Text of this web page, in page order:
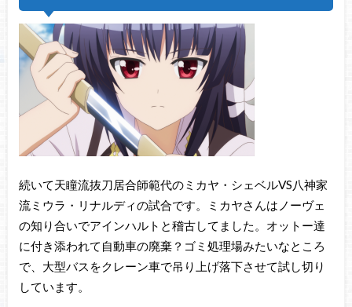
続いて天瞳流抜刀居合師範代のミカヤ・シェベルVS八神家
流ミウラ・リナルディの試合です。ミカヤさんはノーヴェ
の知り合いでアインハルトと稽古してました。オットー達
に付き添われて自動車の廃棄？ゴミ処理場みたいなところ
で、大型バスをクレーン車で吊り上げ落下させて試し切り
しています。